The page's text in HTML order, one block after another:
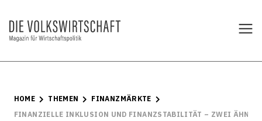
HOME THEMEN
FINANZMÄRKTE
FINANZIELLE INKLUSION UND FINANZSTABILITÄT – ZWEI